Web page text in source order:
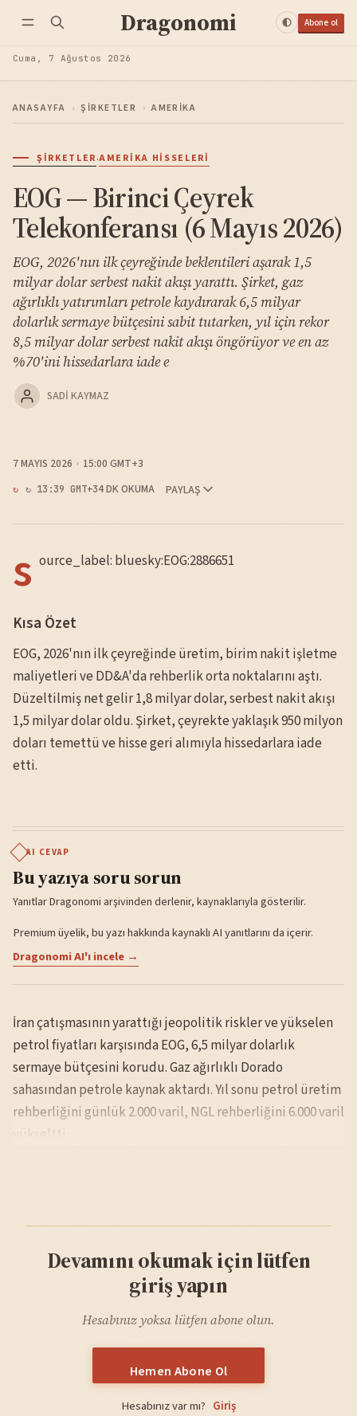
Dragonomi Abone ol
Cuma, 7 Ağustos 2026
ANASAYFA › ŞIRKETLER › AMERIKA
ŞIRKETLER·AMERIKA HISSELERI
EOG — Birinci Çeyrek
Telekonferansı (6 Mayıs 2026)
EOG, 2026'nın ilk çeyreğinde beklentileri aşarak 1,5
milyar dolar serbest nakit akışı yarattı. Şirket, gaz
ağırlıklı yatırımları petrole kaydırarak 6,5 milyar
dolarlık sermaye bütçesini sabit tutarken, yıl için rekor
8,5 milyar dolar serbest nakit akışı öngörüyor ve en az
%70'ini hissedarlara iade e
SADI KAYMAZ
7 MAYIS 2026 15:00 GMT+3
↻ 13:39 GMT+34 DK OKUMA PAYLAŞ
s ource_label: bluesky:EOG:2886651
Kısa Özet
EOG, 2026'nın ilk çeyreğinde üretim, birim nakit işletme
maliyetleri ve DD&A'da rehberlik orta noktalarını aştı.
Düzeltilmiş net gelir 1,8 milyar dolar, serbest nakit akışı
1,5 milyar dolar oldu. Şirket, çeyrekte yaklaşık 950 milyon
doları temettü ve hisse geri alımıyla hissedarlara iade
etti.
AI CEVAP
Bu yazıya soru sorun
Yanıtlar Dragonomi arşivinden derlenir, kaynaklarıyla gösterilir.
Premium üyelik, bu yazı hakkında kaynaklı AI yanıtlarını da içerir.
Dragonomi AI'ı incele →
İran çatışmasının yarattığı jeopolitik riskler ve yükselen
petrol fiyatları karşısında EOG, 6,5 milyar dolarlık
sermaye bütçesini korudu. Gaz ağırlıklı Dorado
sahasından petrole kaynak aktardı. Yıl sonu petrol üretim
rehberliğini günlük 2.000 varil, NGL rehberliğini 6.000 varil
yükseltti.
Devamını okumak için lütfen
giriş yapın
Hesabınız yoksa lütfen abone olun.
Hemen Abone Ol
Hesabınız var mı? Giriş